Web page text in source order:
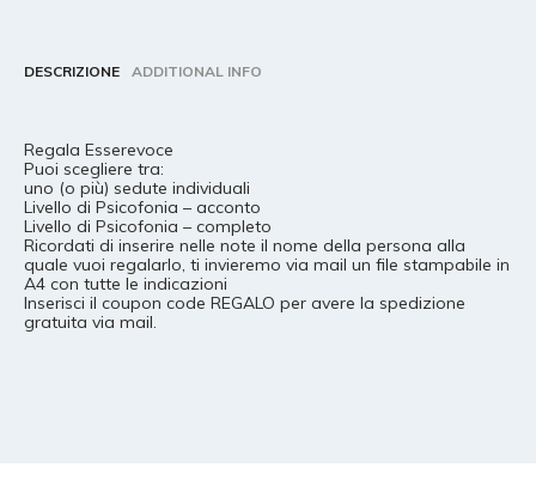
DESCRIZIONE ADDITIONAL INFO
Regala Esserevoce
Puoi scegliere tra:
uno (o più) sedute individuali
Livello di Psicofonia – acconto
Livello di Psicofonia – completo
Ricordati di inserire nelle note il nome della persona alla
quale vuoi regalarlo, ti invieremo via mail un file stampabile in
A4 con tutte le indicazioni
Inserisci il coupon code REGALO per avere la spedizione
gratuita via mail.